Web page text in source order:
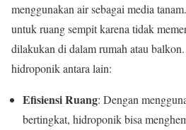
menggunakan air sebagai media
untuk ruang sempit karena tidak
dilakukan di dalam rumah atau
hidroponik antara lain:
Efisiensi Ruang: Dengan
bertingkat, hidroponik bisa